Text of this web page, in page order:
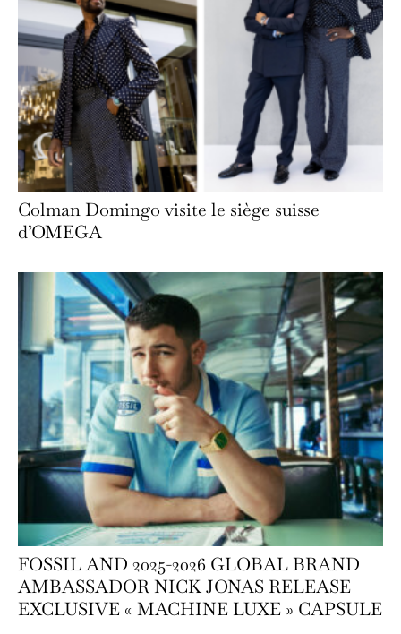
Colman Domingo visite le siège suisse
d’OMEGA
FOSSIL AND 2025-2026 GLOBAL BRAND
AMBASSADOR NICK JONAS RELEASE
EXCLUSIVE « MACHINE LUXE » CAPSULE